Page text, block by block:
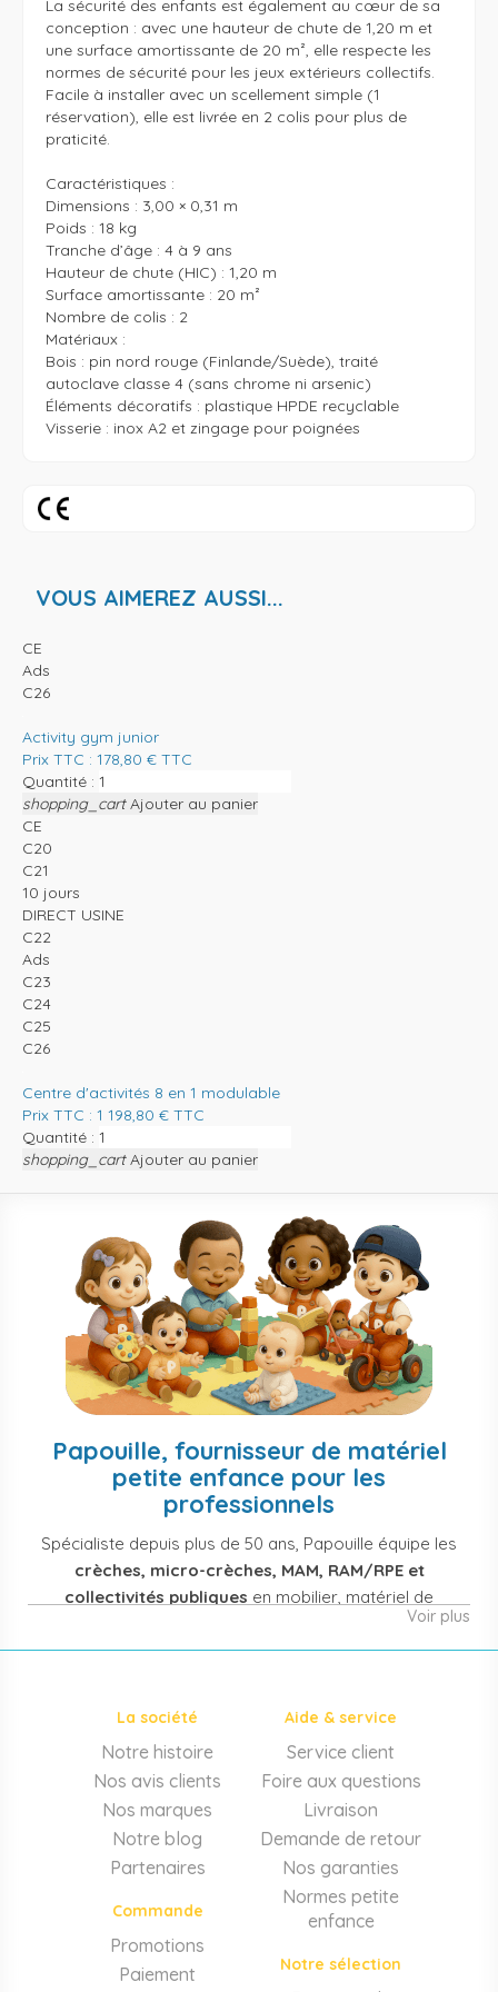
La sécurité des enfants est également au cœur de sa
conception : avec une hauteur de chute de 1,20 m et
une surface amortissante de 20 m², elle respecte les
normes de sécurité pour les jeux extérieurs collectifs.
Facile à installer avec un scellement simple (1
réservation), elle est livrée en 2 colis pour plus de
praticité.
Caractéristiques :
Dimensions : 3,00 × 0,31 m
Poids : 18 kg
Tranche d’âge : 4 à 9 ans
Hauteur de chute (HIC) : 1,20 m
Surface amortissante : 20 m²
Nombre de colis : 2
Matériaux :
Bois : pin nord rouge (Finlande/Suède), traité
autoclave classe 4 (sans chrome ni arsenic)
Éléments décoratifs : plastique HPDE recyclable
Visserie : inox A2 et zingage pour poignées
VOUS AIMEREZ AUSSI...
CE
Ads
C26
Activity gym junior
Prix TTC : 178,80 € TTC
Quantité :
shopping_cart Ajouter au panier
CE
C20
C21
10 jours
DIRECT USINE
C22
Ads
C23
C24
C25
C26
Centre d'activités 8 en 1 modulable
Prix TTC : 1 198,80 € TTC
Quantité :
shopping_cart Ajouter au panier
Papouille, fournisseur de matériel
petite enfance pour les
professionnels
Spécialiste depuis plus de 50 ans, Papouille équipe les
crèches, micro-crèches, MAM, RAM/RPE et
collectivités publiques en mobilier, matériel de
puériculture, jouets et équipement pour structures
d'accueil de la petite enfance. Notre offre couvre
cabinets infirmiers).
Mobilier et équipement de crèche
Lits crèche en bois, couchettes empilables, meubles à
langer sur mesure en résine antibactérienne, tables et
chaises adaptées aux 0-6 ans, banc-vestiaire, barrières de
séparation. Tout le matériel pour aménager une structure
conforme aux normes PMI.
Matériel de puériculture professionnel
Poussettes 3 et 4 places, transats, chaises hautes, sièges
Voir plus
La société
Notre histoire
Nos avis clients
Nos marques
Notre blog
Partenaires
Commande
Promotions
Paiement
Aide & service
Service client
Foire aux questions
Livraison
Demande de retour
Nos garanties
Normes petite
enfance
Notre sélection